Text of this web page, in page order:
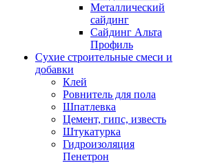
Металлический
сайдинг
Сайдинг Альта
Профиль
Сухие строительные смеси и
добавки
Клей
Ровнитель для пола
Шпатлевка
Цемент, гипс, известь
Штукатурка
Гидроизоляция
Пенетрон